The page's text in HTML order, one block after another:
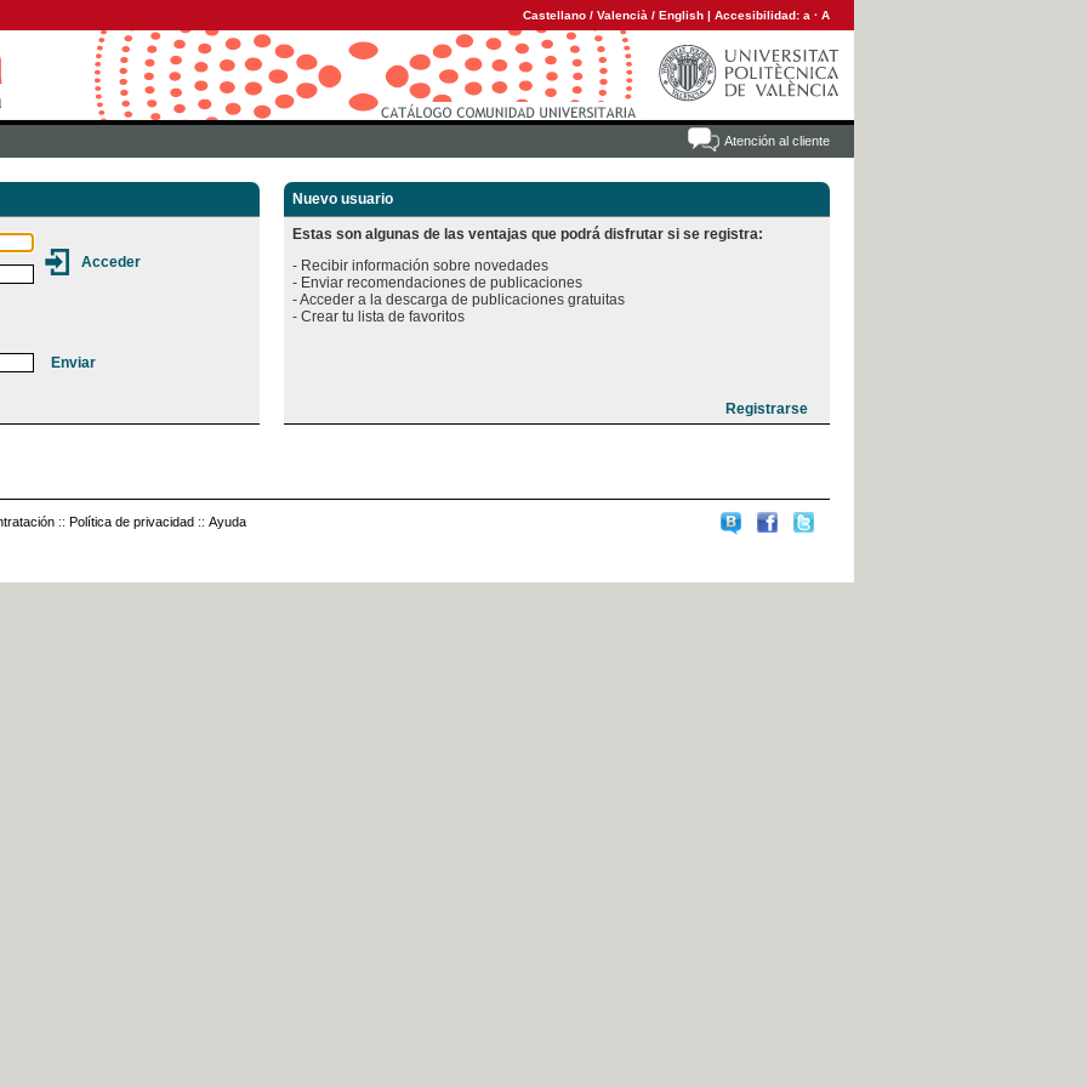
Castellano / Valencià / English | Accesibilidad: a · A
Atención al cliente
Nuevo usuario
Estas son algunas de las ventajas que podrá disfrutar si se registra:
- Recibir información sobre novedades
- Enviar recomendaciones de publicaciones
- Acceder a la descarga de publicaciones gratuitas
:: Política de privacidad :: Ayuda